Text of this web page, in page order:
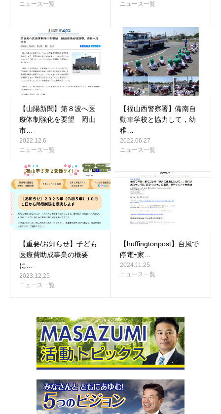
ニュース一覧
ニュース一覧
【山陽新聞】第８波へ医
療体制強化を要望 岡山
市…
2022.12.6
ニュース一覧
【福山西警察署】備南自
動車学校と協力して，幼
稚…
2022.06.27
ニュース一覧
【重要/お知らせ】子ども
医療費助成事業の概要
に…
2023.12.25
ニュース一覧
【huffingtonpost】台風で
停電⇨家…
2024.11.25
ニュース一覧